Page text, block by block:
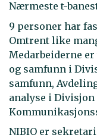
Nærmeste t-
9 personer har
Omtrent like
Medarbeiderne
og samfunn i
samfunn,
analyse i
NIBIO er